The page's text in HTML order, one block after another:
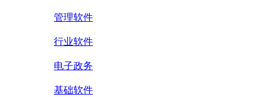
管理软件
行业软件
电子政务
基础软件